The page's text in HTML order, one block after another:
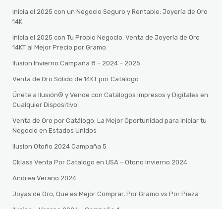
Inicia el 2025 con un Negocio Seguro y Rentable: Joyería de Oro
14K
Inicia el 2025 con Tu Propio Negocio: Venta de Joyería de Oro
14KT al Mejor Precio por Gramo
Ilusion Invierno Campaña 8 – 2024 – 2025
Venta de Oro Sólido de 14KT por Catálogo
Únete a Ilusión® y Vende con Catálogos Impresos y Digitales en
Cualquier Dispositivo
Venta de Oro por Catálogo: La Mejor Oportunidad para Iniciar tu
Negocio en Estados Unidos
Ilusion Otoño 2024 Campaña 5
Cklass Venta Por Catalogo en USA – Otono Invierno 2024
Andrea Verano 2024
Joyas de Oro, Que es Mejor Comprar, Por Gramo vs Por Pieza